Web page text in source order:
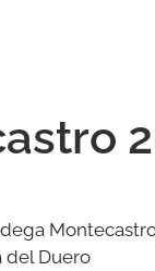
del Duero